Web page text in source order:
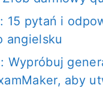
15 pytań i
angielsku
Wypróbuj
aby